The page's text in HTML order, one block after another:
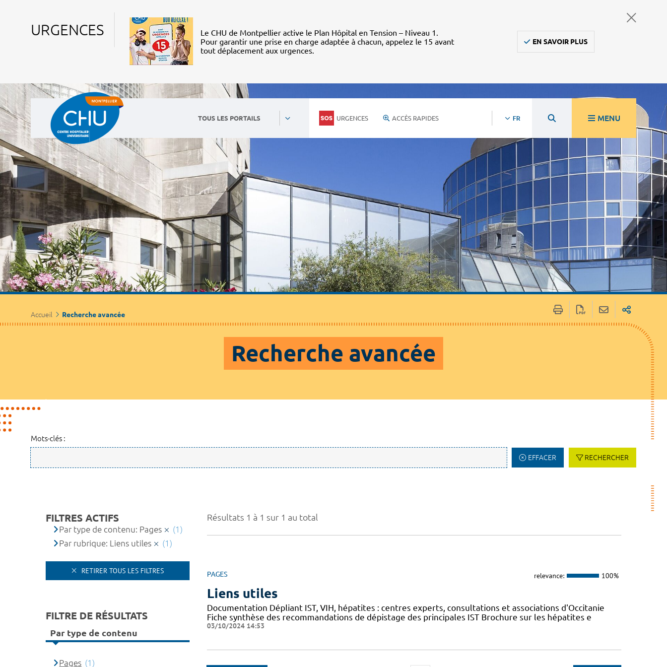
URGENCES
Le CHU de Montpellier active le Plan Hôpital en Tension – Niveau 1.
Pour garantir une prise en charge adaptée à chacun, appelez le 15 avant
tout déplacement aux urgences.
EN SAVOIR PLUS
TOUS LES PORTAILS URGENCES ACCÈS RAPIDES FR MENU
Accueil Recherche avancée
Recherche avancée
Mots-clés :
EFFACER RECHERCHER
Résultats 1 à 1 sur 1 au total
PAGES relevance: 100%
Liens utiles
Documentation Dépliant IST, VIH, hépatites : centres experts, consultations et associations d'Occitanie
Fiche synthèse des recommandations de dépistage des principales IST Brochure sur les hépatites e
03/10/2024 14:53
FILTRES ACTIFS
Par type de contenu: Pages
(1)
Par rubrique: Liens utiles
(1)
RETIRER TOUS LES FILTRES
FILTRE DE RÉSULTATS
Par type de contenu
Pages (1)